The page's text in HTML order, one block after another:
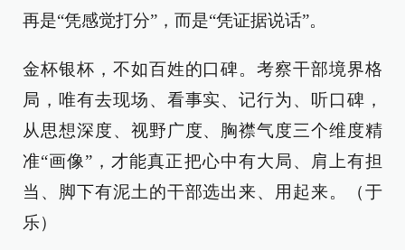
再是“凭感觉打分”，而是“凭证据说话”。
金杯银杯，不如百姓的口碑。考察干部境界格
局，唯有去现场、看事实、记行为、听口碑，
从思想深度、视野广度、胸襟气度三个维度精
准“画像”，才能真正把心中有大局、肩上有担
当、脚下有泥土的干部选出来、用起来。（于
乐）